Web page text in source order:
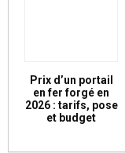
Prix d’un portail
en fer forgé en
2026 : tarifs, pose
et budget